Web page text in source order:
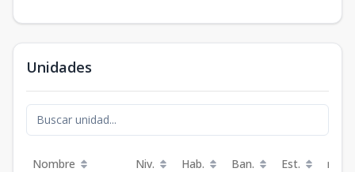
Unidades
Nombre Niv. Hab. Ban. Est. m²